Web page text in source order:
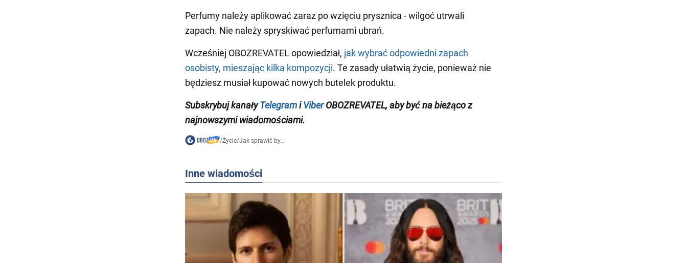
Perfumy należy aplikować zaraz po wzięciu prysznica - wilgoć utrwali
zapach. Nie należy spryskiwać perfumami ubrań.
Wcześniej OBOZREVATEL opowiedział, jak wybrać odpowiedni zapach
osobisty, mieszając kilka kompozycji. Te zasady ułatwią życie, ponieważ nie
będziesz musiał kupować nowych butelek produktu.
Subskrybuj kanałyTelegramiViberOBOZREVATEL, aby być na bieżąco z
najnowszymi wiadomościami.
/Życie/Jak sprawić by...
Inne wiadomości